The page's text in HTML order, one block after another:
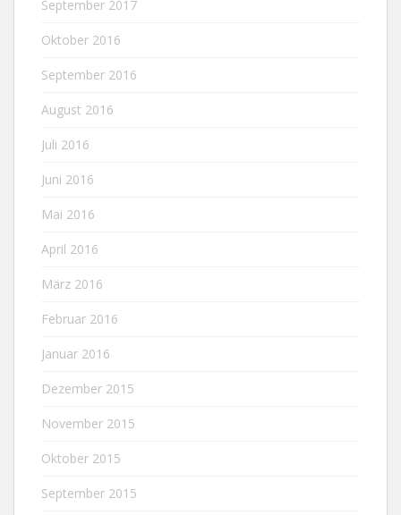
September 2017
Oktober 2016
September 2016
August 2016
Juli 2016
Juni 2016
Mai 2016
April 2016
März 2016
Februar 2016
Januar 2016
Dezember 2015
November 2015
Oktober 2015
September 2015